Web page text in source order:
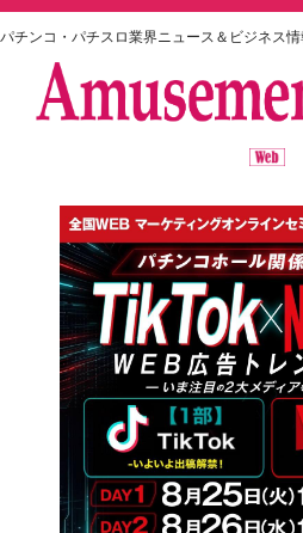
パチンコ・パチスロ業界ニュース＆ビジネス情